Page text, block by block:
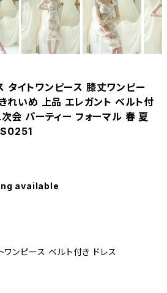
タイトワンピース 膝丈ワンピー
れいめ 上品 エレガント ベルト付
会 パーティー フォーマル 春 夏
available
ワンピース ベルト付き ドレス